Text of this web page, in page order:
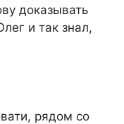
доказывать
и так знал,
рядом со